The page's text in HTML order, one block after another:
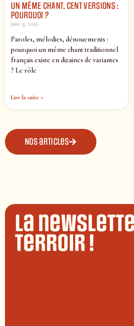
UN MÊME CHANT, CENT VERSIONS :
POURQUOI ?
juin 9, 2026
Paroles, mélodies, dénouements :
pourquoi un même chant traditionnel
français existe en dizaines de variantes
? Le rôle
Lire la suite »
Nos articles
La
terroir !